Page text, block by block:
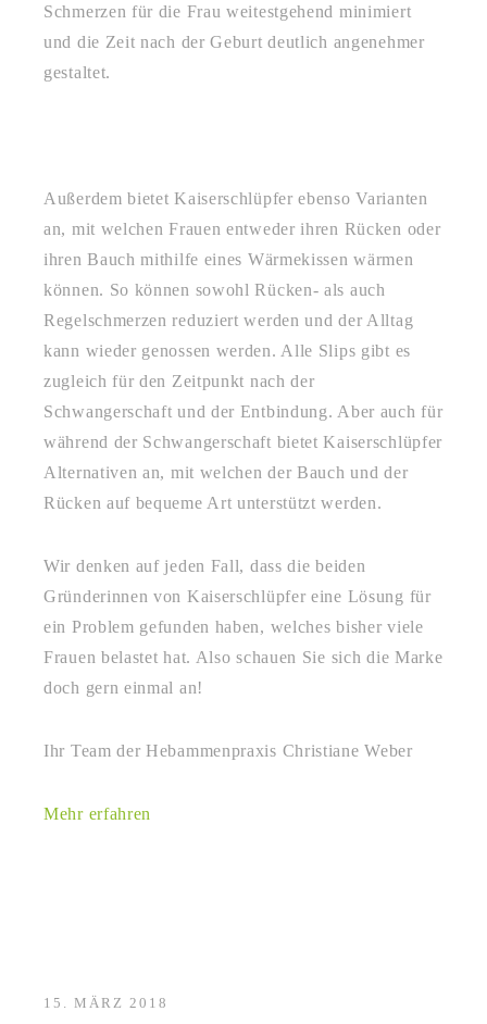
Schmerzen für die Frau weitestgehend minimiert
und die Zeit nach der Geburt deutlich angenehmer
gestaltet.
Außerdem bietet Kaiserschlüpfer ebenso Varianten
an, mit welchen Frauen entweder ihren Rücken oder
ihren Bauch mithilfe eines Wärmekissen wärmen
können. So können sowohl Rücken- als auch
Regelschmerzen reduziert werden und der Alltag
kann wieder genossen werden. Alle Slips gibt es
zugleich für den Zeitpunkt nach der
Schwangerschaft und der Entbindung. Aber auch für
während der Schwangerschaft bietet Kaiserschlüpfer
Alternativen an, mit welchen der Bauch und der
Rücken auf bequeme Art unterstützt werden.
Wir denken auf jeden Fall, dass die beiden
Gründerinnen von Kaiserschlüpfer eine Lösung für
ein Problem gefunden haben, welches bisher viele
Frauen belastet hat. Also schauen Sie sich die Marke
doch gern einmal an!
Ihr Team der Hebammenpraxis Christiane Weber
Mehr erfahren
15. MÄRZ 2018